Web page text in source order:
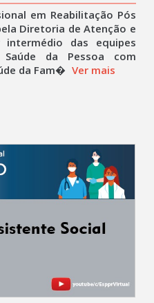
em Reabilitação Pós
Diretoria de Atenção e
intermédio das equipes
da Pessoa com
da Fam� Ver mais